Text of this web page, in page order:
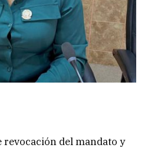
revocación del mandato y